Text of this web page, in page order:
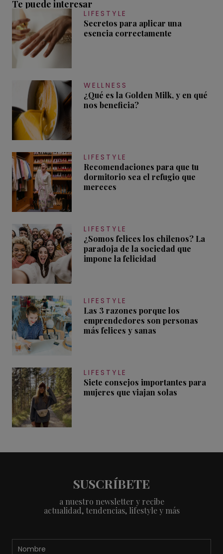
Te puede interesar
LIFESTYLE
Secretos para aplicar una
esencia correctamente
WELLNESS
¿Qué es la Golden Milk, y en qué
nos beneficia?
LIFESTYLE
Recomendaciones para que tu
dormitorio sea el refugio que
mereces
LIFESTYLE
¿Somos felices los chilenos? La
paradoja de la sociedad que
impone la felicidad
LIFESTYLE
Las 3 razones porque los
emprendedores son personas
más felices y sanas
LIFESTYLE
Siete consejos importantes para
mujeres que viajan solas
SUSCRÍBETE
a nuestro newsletter y recibe
actualidad, tendencias, lifestyle y más